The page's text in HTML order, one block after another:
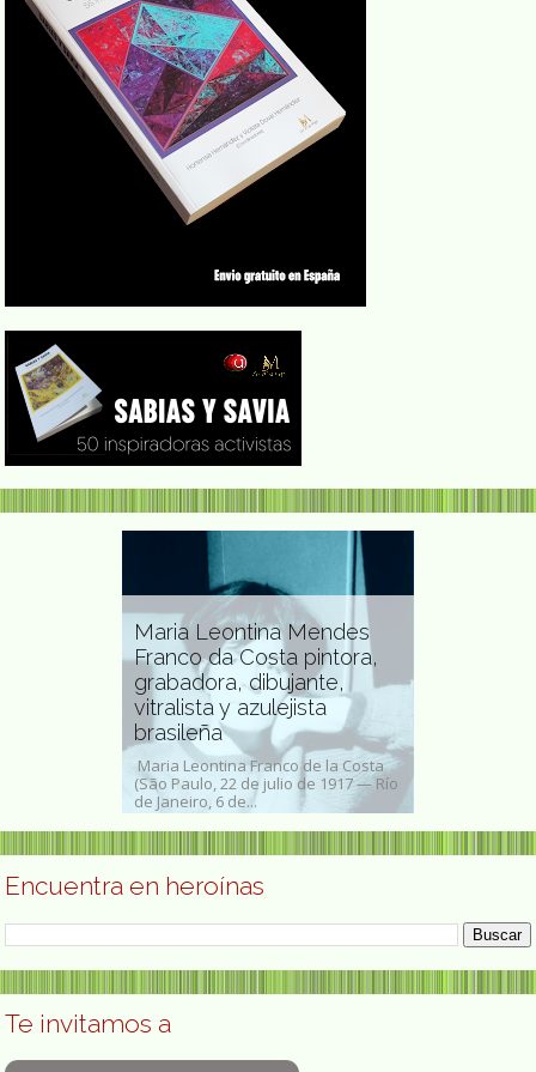
Maria Leontina Mendes
Franco da Costa pintora,
grabadora, dibujante,
vitralista y azulejista
brasileña
Maria Leontina Franco de la Costa
(São Paulo, 22 de julio de 1917 — Río
de Janeiro, 6 de...
Encuentra en heroínas
Te invitamos a